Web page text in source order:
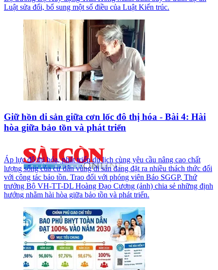
Luật sửa đổi, bổ sung một số điều của Luật Kiến trúc.
Giữ hồn di sản giữa cơn lốc đô thị hóa - Bài 4: Hài
hòa giữa bảo tồn và phát triển
Áp lực đô thị hóa, phát triển du lịch cùng yêu cầu nâng cao chất
lượng sống của cư dân vùng di sản đang đặt ra nhiều thách thức đối
với công tác bảo tồn. Trao đổi với phóng viên Báo SGGP, Thứ
trưởng Bộ VH-TT-DL Hoàng Đạo Cương (ảnh) chia sẻ những định
hướng nhằm hài hòa giữa bảo tồn và phát triển.